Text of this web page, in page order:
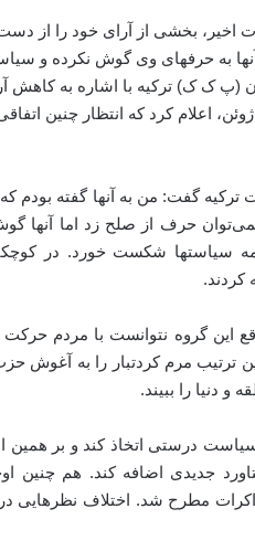
اخیر، بخشی از آرای خود را از
به حرفهای وی گوش نکرده و
(پ ک ک) ترکیه با اشاره به کاهش
اعلام کرد که انتظار چنین
ترکیه گفت: من به آنها گفته بودم
حرف از صلح زد اما آنها
سیاستها شکست خورد. در
کردند.
این گروه نتوانست با مردم حرکت
ترتیب مرم کردتبار را به آغوش
و دنیا را ببیند.
درستی اتخاذ کند و بر همین
جدیدی اضافه کند. هم چنین
مطرح شد. اختلاف نظرهایی